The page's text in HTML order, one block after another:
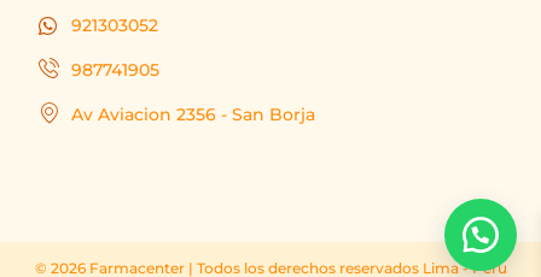
921303052
987741905
Av Aviacion 2356 - San Borja
© 2026 Farmacenter | Todos los derechos reservados Lima - Peru